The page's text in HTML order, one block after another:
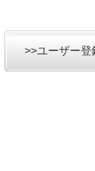
>>ユーザー